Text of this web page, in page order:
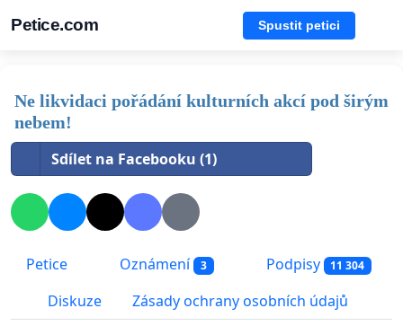
Petice.com Spustit petici
Ne likvidaci pořádání kulturních akcí pod širým
nebem!
Sdílet na Facebooku (1)
Petice Oznámení 3 Podpisy 11 304
Diskuze Zásady ochrany osobních údajů